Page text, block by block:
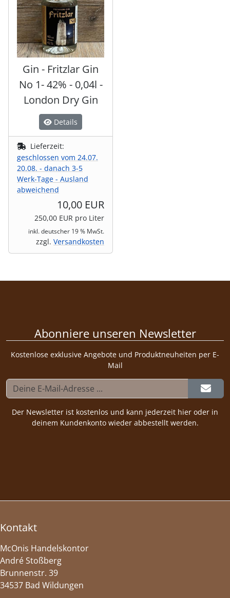
Gin - Fritzlar Gin
No 1- 42% - 0,04l -
London Dry Gin
Details
Lieferzeit:
geschlossen vom 24.07.
20.08. - danach 3-5
Werk-Tage - Ausland
abweichend
10,00 EUR
250,00 EUR pro Liter
inkl. deutscher 19 % MwSt.
zzgl. Versandkosten
Abonniere unseren Newsletter
Kostenlose exklusive Angebote und Produktneuheiten per E-
Mail
Der Newsletter ist kostenlos und kann jederzeit hier oder in
deinem Kundenkonto wieder abbestellt werden.
Kontakt
McOnis Handelskontor
André Stoßberg
Brunnenstr. 39
34537 Bad Wildungen